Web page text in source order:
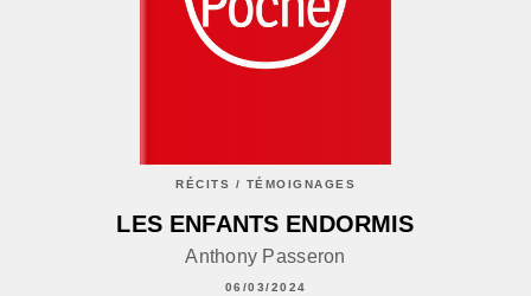
RÉCITS / TÉMOIGNAGES
LES ENFANTS ENDORMIS
Anthony Passeron
06/03/2024